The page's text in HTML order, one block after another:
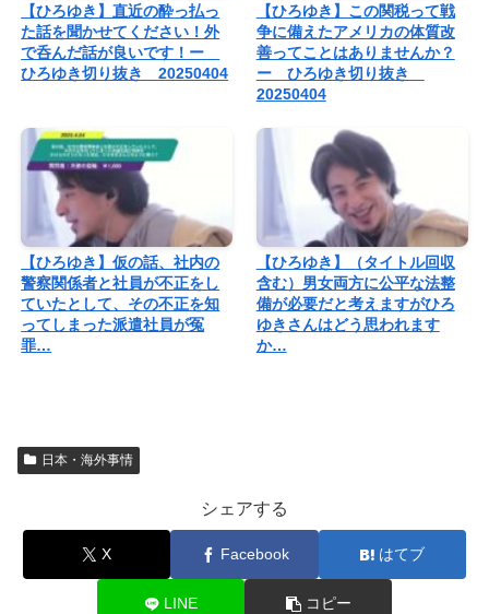
【ひろゆき】直近の酔っ払っ
た話を聞かせてください！外
で呑んだ話が良いです！ー
ひろゆき切り抜き 20250404
【ひろゆき】この関税って戦
争に備えたアメリカの体質改
善ってことはありませんか？
ー ひろゆき切り抜き
20250404
【ひろゆき】仮の話、社内の
警察関係者と社員が不正をし
ていたとして、その不正を知
ってしまった派遣社員が冤
罪…
【ひろゆき】（タイトル回収
含む）男女両方に公平な法整
備が必要だと考えますがひろ
ゆきさんはどう思われます
か…
日本・海外事情
シェアする
X Facebook はてブ
LINE コピー